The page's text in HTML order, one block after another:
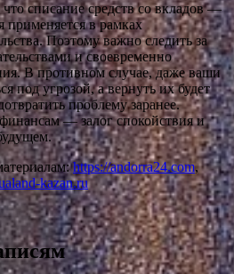
списание средств со вкладов —
применяется в рамках
Поэтому важно следить за
и своевременно
В противном случае, даже ваши
под угрозой, а вернуть их будет
проблему заранее.
— залог спокойствия и
https://andorra24.com,
kazan.ru